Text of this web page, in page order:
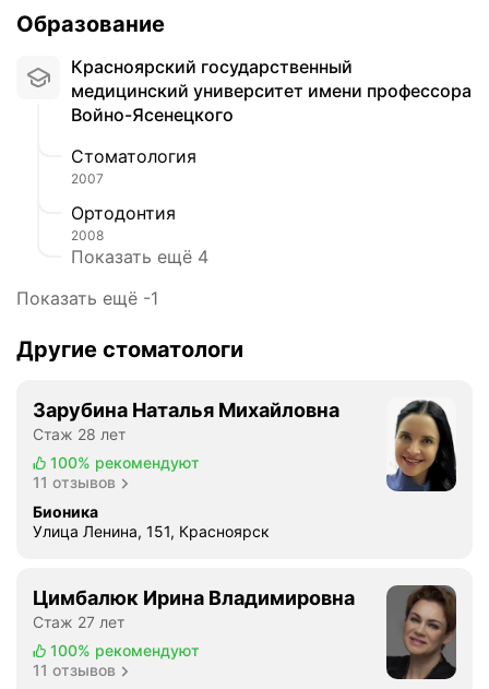
Образование
Красноярский государственный
медицинский университет имени профессора
Войно-Ясенецкого
Стоматология
2007
Ортодонтия
2008
Показать ещё 4
Показать ещё -1
Другие стоматологи
Зарубина Наталья Михайловна
Стаж 28 лет
100% рекомендуют
11 отзывов
Бионика
Улица Ленина, 151, Красноярск
Цимбалюк Ирина Владимировна
Стаж 27 лет
100% рекомендуют
11 отзывов